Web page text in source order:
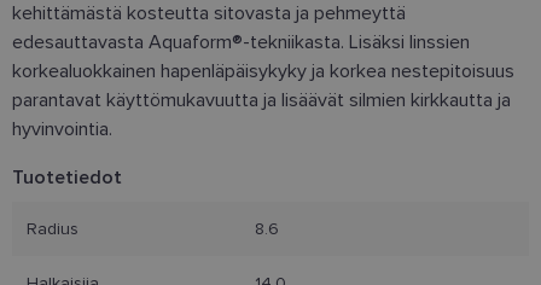
kehittämästä kosteutta sitovasta ja pehmeyttä
edesauttavasta Aquaform®-tekniikasta. Lisäksi linssien
korkealuokkainen hapenläpäisykyky ja korkea nestepitoisuus
parantavat käyttömukavuutta ja lisäävät silmien kirkkautta ja
hyvinvointia.
Tuotetiedot
Radius 8.6